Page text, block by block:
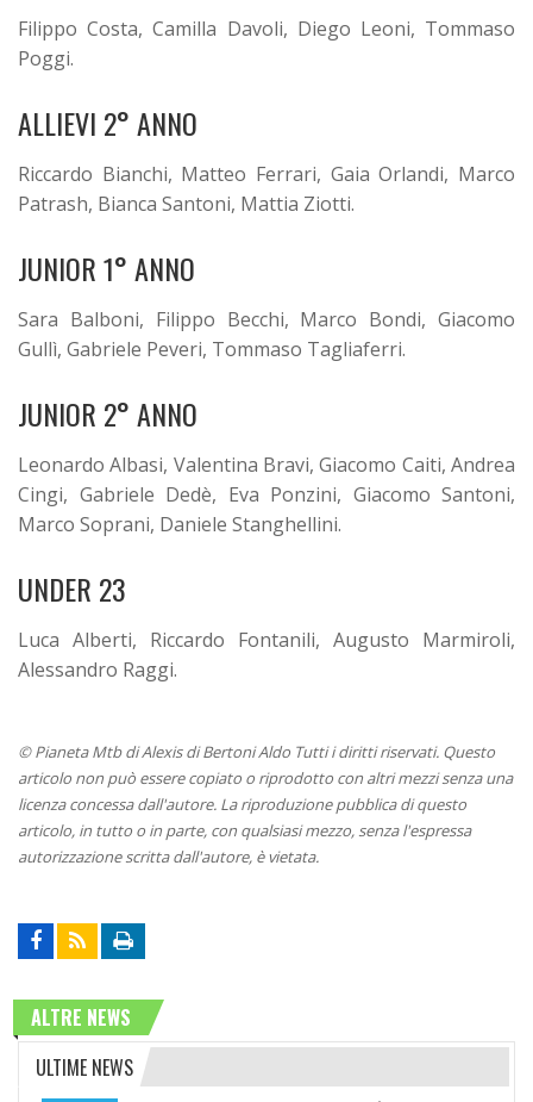
Filippo Costa, Camilla Davoli, Diego Leoni, Tommaso
Poggi.
ALLIEVI 2° ANNO
Riccardo Bianchi, Matteo Ferrari, Gaia Orlandi, Marco
Patrash, Bianca Santoni, Mattia Ziotti.
JUNIOR 1° ANNO
Sara Balboni, Filippo Becchi, Marco Bondi, Giacomo
Gullì, Gabriele Peveri, Tommaso Tagliaferri.
JUNIOR 2° ANNO
Leonardo Albasi, Valentina Bravi, Giacomo Caiti, Andrea
Cingi, Gabriele Dedè, Eva Ponzini, Giacomo Santoni,
Marco Soprani, Daniele Stanghellini.
UNDER 23
Luca Alberti, Riccardo Fontanili, Augusto Marmiroli,
Alessandro Raggi.
© Pianeta Mtb di Alexis di Bertoni Aldo Tutti i diritti riservati. Questo
articolo non può essere copiato o riprodotto con altri mezzi senza una
licenza concessa dall'autore. La riproduzione pubblica di questo
articolo, in tutto o in parte, con qualsiasi mezzo, senza l'espressa
autorizzazione scritta dall'autore, è vietata.
ALTRE NEWS
ULTIME NEWS